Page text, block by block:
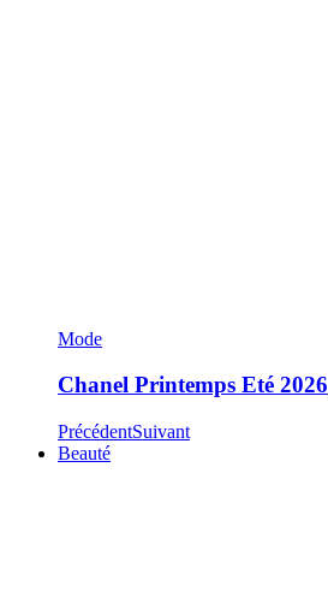
Mode
Chanel Printemps Eté 2026
PrécédentSuivant
Beauté